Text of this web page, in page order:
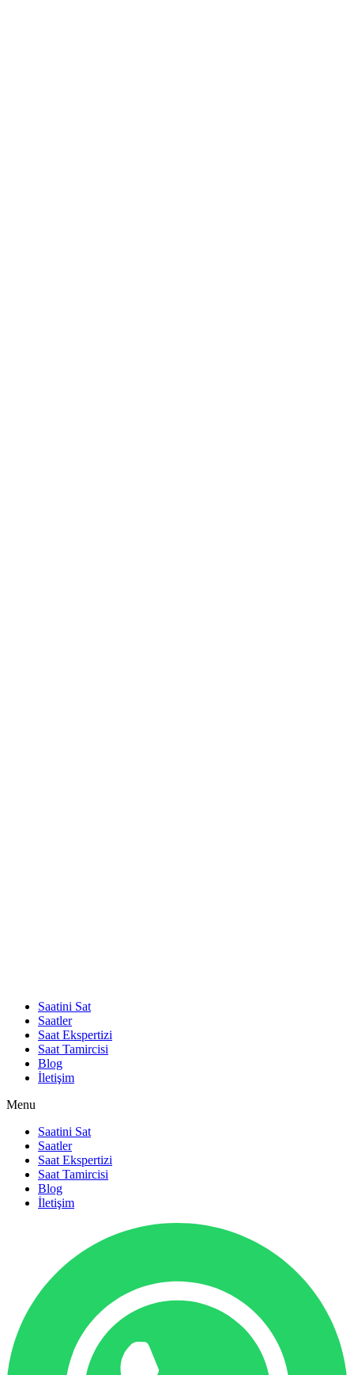
Saatini Sat
Saatler
Saat Ekspertizi
Saat Tamircisi
Blog
İletişim
Menu
Saatini Sat
Saatler
Saat Ekspertizi
Saat Tamircisi
Blog
İletişim